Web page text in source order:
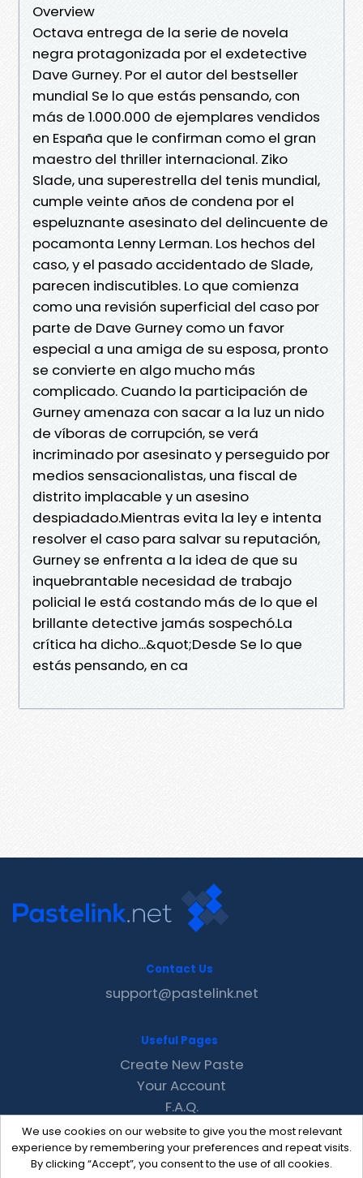
Overview
Octava entrega de la serie de novela
negra protagonizada por el exdetective
Dave Gurney. Por el autor del bestseller
mundial Se lo que estás pensando, con
más de 1.000.000 de ejemplares vendidos
en España que le confirman como el gran
maestro del thriller internacional. Ziko
Slade, una superestrella del tenis mundial,
cumple veinte años de condena por el
espeluznante asesinato del delincuente de
pocamonta Lenny Lerman. Los hechos del
caso, y el pasado accidentado de Slade,
parecen indiscutibles. Lo que comienza
como una revisión superficial del caso por
parte de Dave Gurney como un favor
especial a una amiga de su esposa, pronto
se convierte en algo mucho más
complicado. Cuando la participación de
Gurney amenaza con sacar a la luz un nido
de víboras de corrupción, se verá
incriminado por asesinato y perseguido por
medios sensacionalistas, una fiscal de
distrito implacable y un asesino
despiadado.Mientras evita la ley e intenta
resolver el caso para salvar su reputación,
Gurney se enfrenta a la idea de que su
inquebrantable necesidad de trabajo
policial le está costando más de lo que el
brillante detective jamás sospechó.La
crítica ha dicho...&quot;Desde Se lo que
estás pensando, en ca
We use cookies on our website to give you the most relevant
experience by remembering your preferences and repeat visits.
By clicking “Accept”, you consent to the use of all cookies.
Contact Us
support@pastelink.net
Useful Pages
Create New Paste
Your Account
F.A.Q.
Recent
Contact